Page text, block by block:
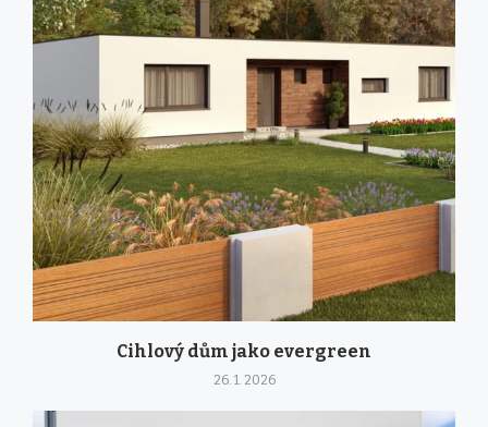
Cihlový dům jako evergreen
26. 1. 2026